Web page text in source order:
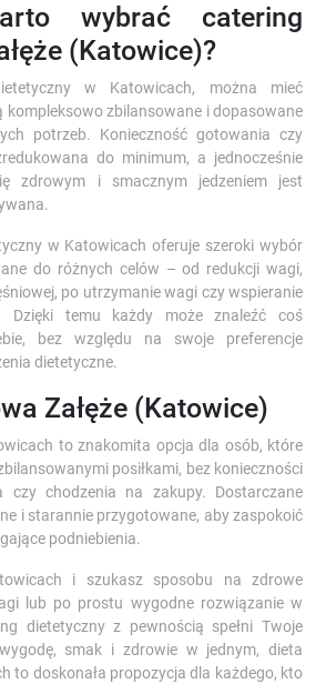
wybrać catering
(Katowice)?
w Katowicach, można mieć
kompleksowo zbilansowane i dopasowane
potrzeb. Konieczność gotowania czy
do minimum, a jednocześnie
zdrowym i smacznym jedzeniem jest
w Katowicach oferuje szeroki wybór
do różnych celów – od redukcji wagi,
po utrzymanie wagi czy wspieranie
Dzięki temu każdy może znaleźć coś
bez względu na swoje preferencje
dietetyczne.
Załęże (Katowice)
to znakomita opcja dla osób, które
posiłkami, bez konieczności
czy chodzenia na zakupy. Dostarczane
i starannie przygotowane, aby zaspokoić
podniebienia.
i szukasz sposobu na zdrowe
lub po prostu wygodne rozwiązanie w
dietetyczny z pewnością spełni Twoje
smak i zdrowie w jednym, dieta
to doskonała propozycja dla każdego, kto